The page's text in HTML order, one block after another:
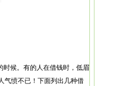
时候。有的人在借钱时，低眉
气愤不已！下面列出几种借